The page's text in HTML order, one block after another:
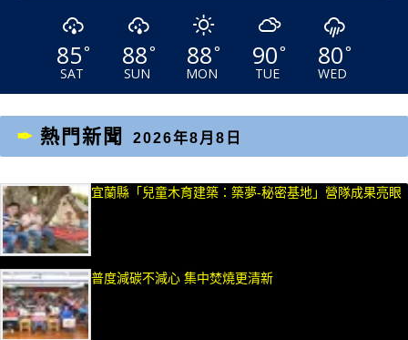
85°
SAT
88°
SUN
88°
MON
90°
TUE
80°
WED
熱門新聞 2026年8月8日
宜蘭縣「兒童木育建築：築夢-秘密基地」營隊成果亮眼
普度減碳不減心 集中焚燒更清新